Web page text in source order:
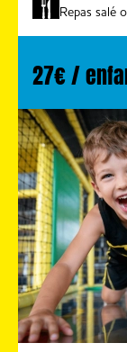
Repas salé
27€ /